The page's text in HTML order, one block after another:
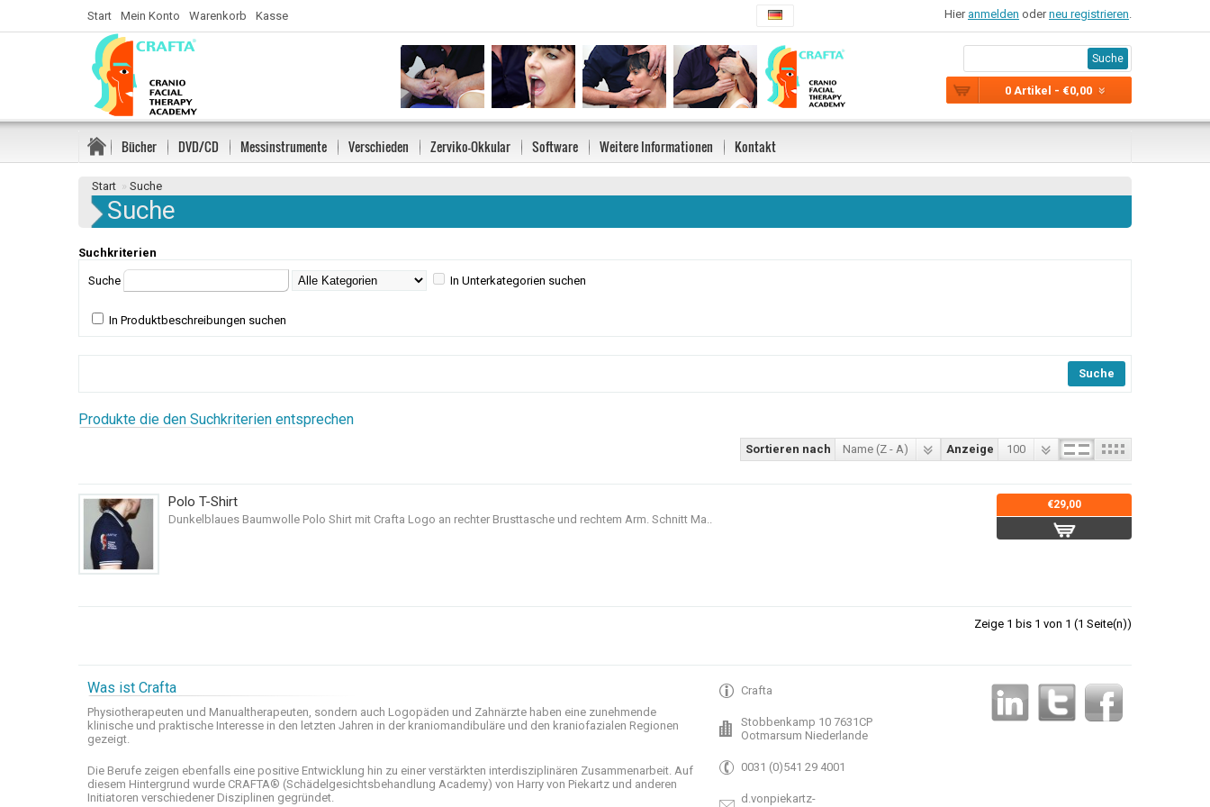
0 Artikel - €0,00
Suche
Start Mein Konto Warenkorb Kasse Hier anmelden oderneu registrieren.
Bücher DVD/CD Messinstrumente Verschieden Zerviko-Okkular Software Weitere Informationen Kontakt
Start » Suche
Suche
Suchkriterien
Suche In Unterkategorien suchen
In Produktbeschreibungen suchen
Produkte die den Suchkriterien entsprechen
Anzeige 100
Sortieren nach Name (Z - A)
Polo T-Shirt
Dunkelblaues Baumwolle Polo Shirt mit Crafta Logo an rechter Brusttasche und rechtem Arm. Schnitt Ma..
€29,00
Zeige 1 bis 1 von 1 (1 Seite(n))
Was ist Crafta
Physiotherapeuten und Manualtherapeuten, sondern auch Logopäden und Zahnärzte haben eine zunehmende
klinische und praktische Interesse in den letzten Jahren in der kraniomandibuläre und den kraniofazialen Regionen
gezeigt.
Die Berufe zeigen ebenfalls eine positive Entwicklung hin zu einer verstärkten interdisziplinären Zusammenarbeit. Auf
diesem Hintergrund wurde CRAFTA® (Schädelgesichtsbehandlung Academy) von Harry von Piekartz und anderen
Initiatoren verschiedener Disziplinen gegründet.
Crafta
Stobbenkamp 10 7631CP
Ootmarsum Niederlande
0031 (0)541 29 4001
d.vonpiekartz-